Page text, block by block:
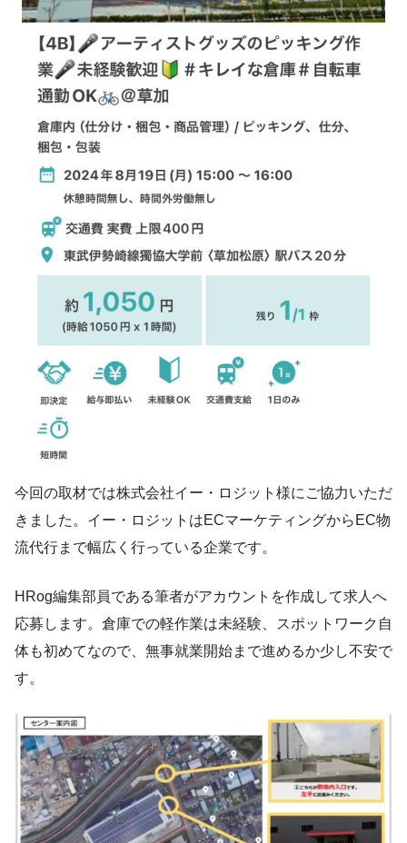
今回の取材では株式会社イー・ロジット様にご協力いただ
きました。イー・ロジットはECマーケティングからEC物
流代行まで幅広く行っている企業です。
HRog編集部員である筆者がアカウントを作成して求人へ
応募します。倉庫での軽作業は未経験、スポットワーク自
体も初めてなので、無事就業開始まで進めるか少し不安で
す。